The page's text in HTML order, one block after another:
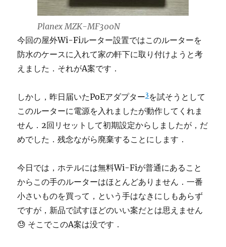
Planex MZK-MF300N
今回の屋外Wi-Fiルーター設置ではこのルーターを
防水のケースに入れて家の軒下に取り付けようと考
えました．それがA案です．
しかし，昨日届いたPoEアダプター3を試そうとして
このルーターに電源を入れましたが動作してくれま
せん．2回リセットして初期設定からしましたが，だ
めでした．残念ながら廃棄することにします．
今日では，ホテルには無料Wi-Fiが普通にあること
からこの手のルーターはほとんどありません．一番
小さいものを買って，という手はなきにしもあらず
ですが，新品で試すほどのいい案だとは思えません
😓 そこでこのA案は没です．